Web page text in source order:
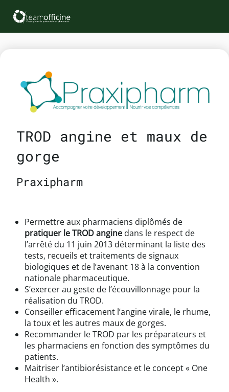
TROD angine et maux de
gorge
Praxipharm
Permettre aux pharmaciens diplômés de
pratiquer le TROD angine dans le respect de
l’arrêté du 11 juin 2013 déterminant la liste des
tests, recueils et traitements de signaux
biologiques et de l’avenant 18 à la convention
nationale pharmaceutique.
S’exercer au geste de l’écouvillonnage pour la
réalisation du TROD.
Conseiller efficacement l’angine virale, le rhume,
la toux et les autres maux de gorges.
Recommander le TROD par les préparateurs et
les pharmaciens en fonction des symptômes du
patients.
Maitriser l’antibiorésistance et le concept « One
Health ».